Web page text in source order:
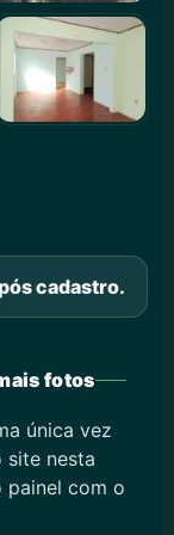
cadastro.
fotos
única vez
site nesta
painel com o